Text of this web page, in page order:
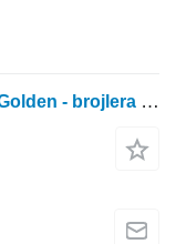
Izlezhavaјuћa јaјa prepelitse Feniks Golden - broјlera (uzgaјana u Frantsuskoј)